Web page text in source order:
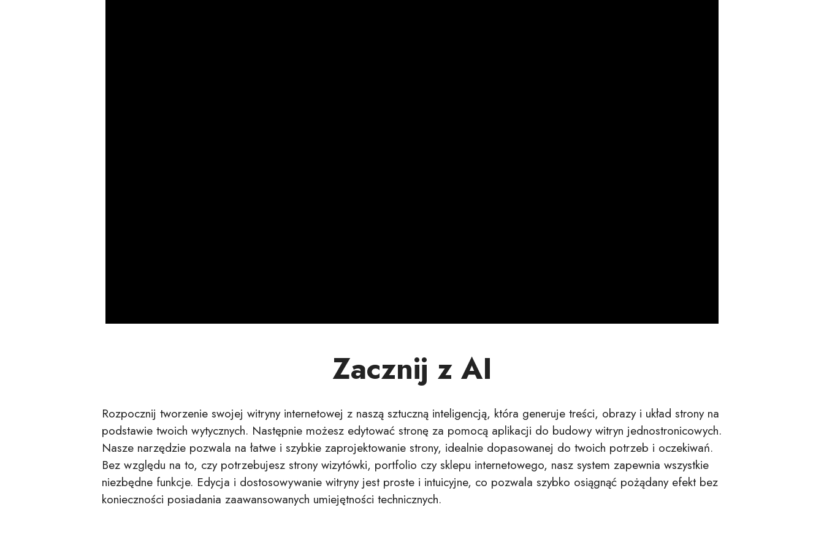
Zacznij z AI
Rozpocznij tworzenie swojej witryny internetowej z naszą sztuczną inteligencją, która generuje treści, obrazy i układ strony na
podstawie twoich wytycznych. Następnie możesz edytować stronę za pomocą aplikacji do budowy witryn jednostronicowych.
Nasze narzędzie pozwala na łatwe i szybkie zaprojektowanie strony, idealnie dopasowanej do twoich potrzeb i oczekiwań.
Bez względu na to, czy potrzebujesz strony wizytówki, portfolio czy sklepu internetowego, nasz system zapewnia wszystkie
niezbędne funkcje. Edycja i dostosowywanie witryny jest proste i intuicyjne, co pozwala szybko osiągnąć pożądany efekt bez
konieczności posiadania zaawansowanych umiejętności technicznych.